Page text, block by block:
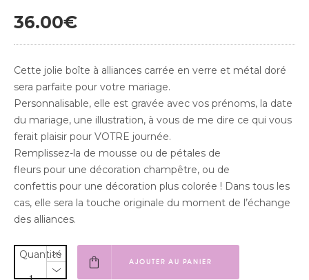
36.00€
Cette jolie boîte à alliances carrée en verre et métal doré
sera parfaite pour votre mariage.
Personnalisable, elle est gravée avec vos prénoms, la date
du mariage, une illustration, à vous de me dire ce qui vous
ferait plaisir pour VOTRE journée.
Remplissez-la de mousse ou de pétales de
fleurs pour une décoration champêtre, ou de
confettis pour une décoration plus colorée ! Dans tous les
cas, elle sera la touche originale du moment de l’échange
des alliances.
Quantité
AJOUTER AU PANIER